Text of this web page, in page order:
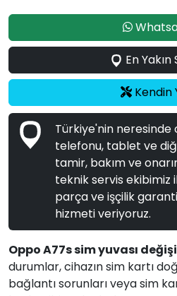
En Yakın
Kendin
Türkiye'nin neresinde
telefonu, tablet ve
tamir, bakım ve
teknik servis ekibimiz
parça ve işçilik
hizmeti veriyoruz.
Oppo A77s sim yuvası
durumlar, cihazın sim kartı
bağlantı sorunları veya sim